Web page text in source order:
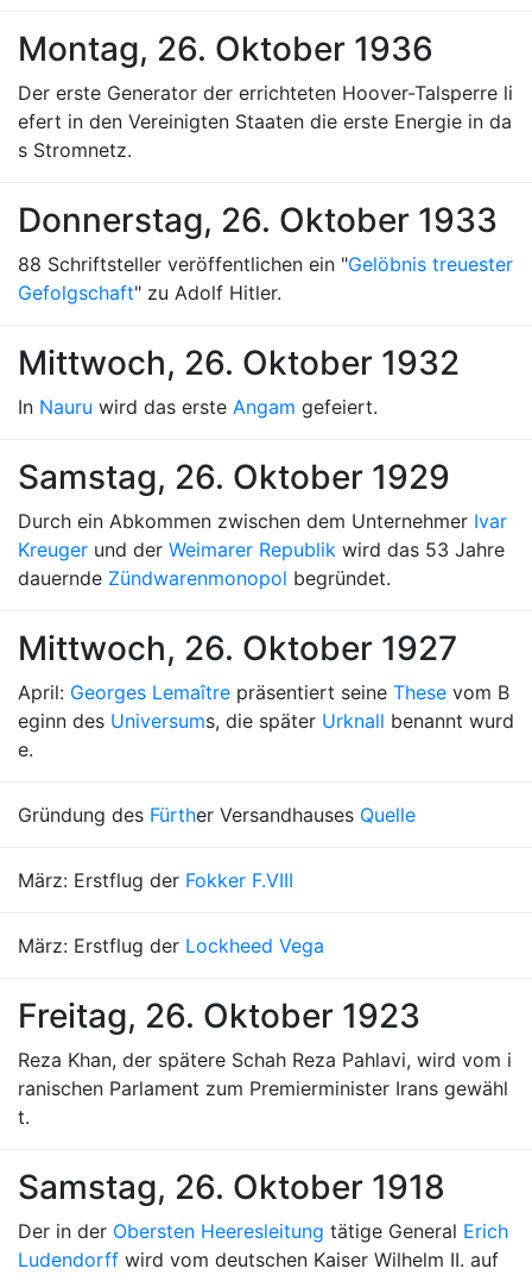
Montag, 26. Oktober 1936
Der erste Generator der errichteten Hoover-Talsperre li
efert in den Vereinigten Staaten die erste Energie in da
s Stromnetz.
Donnerstag, 26. Oktober 1933
88 Schriftsteller veröffentlichen ein "Gelöbnis treuester
Gefolgschaft" zu Adolf Hitler.
Mittwoch, 26. Oktober 1932
In Nauru wird das erste Angam gefeiert.
Samstag, 26. Oktober 1929
Durch ein Abkommen zwischen dem Unternehmer Ivar
Kreuger und der Weimarer Republik wird das 53 Jahre
dauernde Zündwarenmonopol begründet.
Mittwoch, 26. Oktober 1927
April: Georges Lemaître präsentiert seine These vom B
eginn des Universums, die später Urknall benannt wurd
e.
Gründung des Fürther Versandhauses Quelle
März: Erstflug der Fokker F.VIII
März: Erstflug der Lockheed Vega
Freitag, 26. Oktober 1923
Reza Khan, der spätere Schah Reza Pahlavi, wird vom i
ranischen Parlament zum Premierminister Irans gewähl
t.
Samstag, 26. Oktober 1918
Der in der Obersten Heeresleitung tätige General Erich
Ludendorff wird vom deutschen Kaiser Wilhelm II. auf